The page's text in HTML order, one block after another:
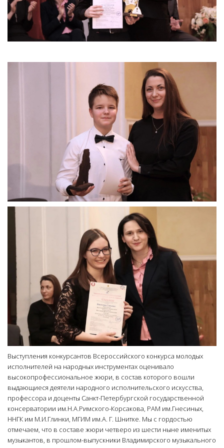
Выступления конкурсантов Всероссийского конкурса молодых
исполнителей на народных инструментах оценивало
высокопрофессиональное жюри, в состав которого вошли
выдающиеся деятели народного исполнительского искусства,
профессора и доценты Санкт-Петербургской государственной
консерватории им.Н.А.Римского-Корсакова, РАМ им.Гнесиных,
ННГК им М.И.Глинки, МГИМ им.А. Г. Шнитке. Мы с гордостью
отмечаем, что в составе жюри четверо из шести ныне именитых
музыкантов, в прошлом-выпускники Владимирского музыкального